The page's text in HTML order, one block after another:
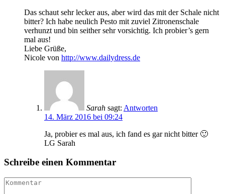
Das schaut sehr lecker aus, aber wird das mit der Schale nicht
bitter? Ich habe neulich Pesto mit zuviel Zitronenschale
verhunzt und bin seither sehr vorsichtig. Ich probier’s gern
mal aus!
Liebe Grüße,
Nicole von http://www.dailydress.de
Sarah sagt: Antworten
14. März 2016 bei 09:24
Ja, probier es mal aus, ich fand es gar nicht bitter 🙂
LG Sarah
Schreibe einen Kommentar